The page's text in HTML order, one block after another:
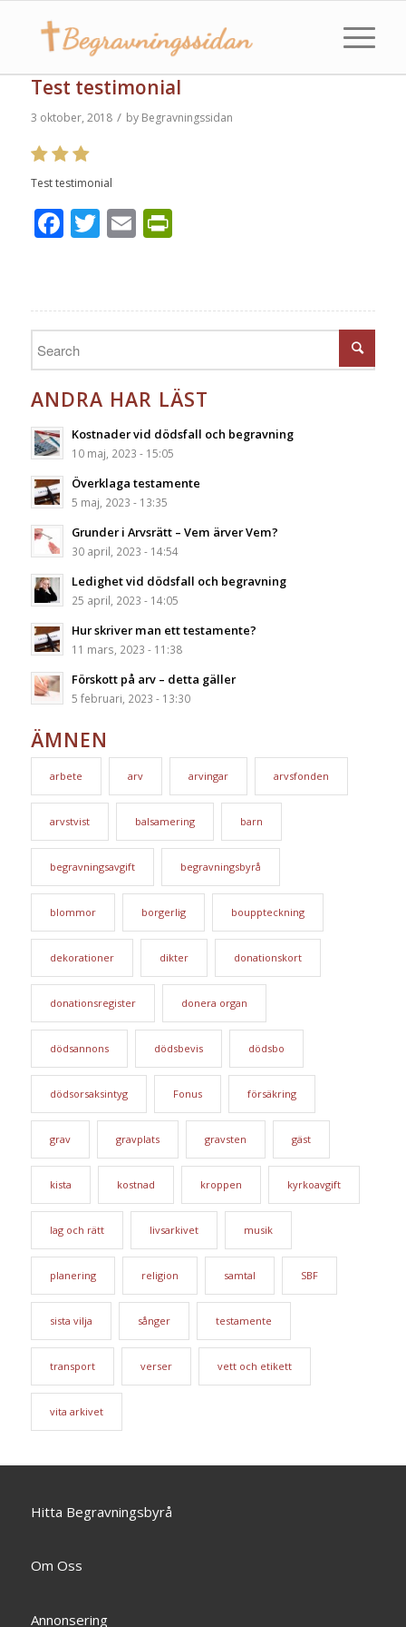
Test testimonial
3 oktober, 2018 / by Begravningssidan
Test testimonial
Facebook
Twitter
EmailPrintFriendly
ANDRA HAR LÄST
Kostnader vid dödsfall och begravning
10 maj, 2023 - 15:05
Överklaga testamente
5 maj, 2023 - 13:35
Grunder i Arvsrätt – Vem ärver Vem?
30 april, 2023 - 14:54
Ledighet vid dödsfall och begravning
25 april, 2023 - 14:05
Hur skriver man ett testamente?
11 mars, 2023 - 11:38
Förskott på arv – detta gäller
5 februari, 2023 - 13:30
ÄMNEN
arbete arv arvingar arvsfonden
arvstvist balsamering barn
begravningsavgift begravningsbyrå
blommor borgerlig bouppteckning
dekorationer dikter donationskort
donationsregister donera organ
dödsannons dödsbevis dödsbo
dödsorsaksintyg Fonus försäkring
grav gravplats gravsten gäst
kista kostnad kroppen kyrkoavgift
lag och rätt livsarkivet musik
planering religion samtal SBF
sista vilja sånger testamente
transport verser vett och etikett
vita arkivet
Hitta Begravningsbyrå
Om Oss
Annonsering